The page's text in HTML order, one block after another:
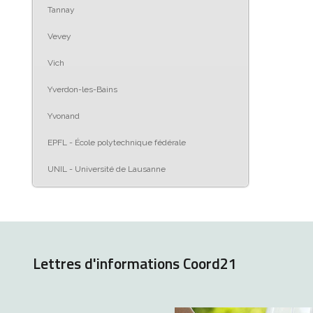
Tannay
Vevey
Vich
Yverdon-les-Bains
Yvonand
EPFL - École polytechnique fédérale
UNIL - Université de Lausanne
Lettres d'informations Coord21